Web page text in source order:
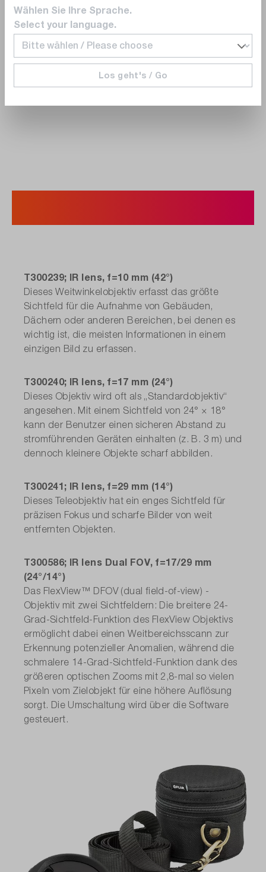
sw-
cms.elements.requestBox.title.
T300239; IR lens, f=10 mm (42°)
Dieses Weitwinkelobjektiv erfasst das größte
Sichtfeld für die Aufnahme von Gebäuden,
Dächern oder anderen Bereichen, bei denen es
wichtig ist, die meisten Informationen in einem
einzigen Bild zu erfassen.
T300240; IR lens, f=17 mm (24°)
Dieses Objektiv wird oft als „Standardobjektiv“
angesehen. Mit einem Sichtfeld von 24° × 18°
kann der Benutzer einen sicheren Abstand zu
stromführenden Geräten einhalten (z. B. 3 m) und
dennoch kleinere Objekte scharf abbilden.
T300241; IR lens, f=29 mm (14°)
Dieses Teleobjektiv hat ein enges Sichtfeld für
präzisen Fokus und scharfe Bilder von weit
entfernten Objekten.
T300586; IR lens Dual FOV, f=17/29 mm
(24°/14°)
Das FlexView™ DFOV (dual field-of-view) -
Objektiv mit zwei Sichtfeldern: Die breitere 24-
Grad-Sichtfeld-Funktion des FlexView Objektivs
ermöglicht dabei einen Weitbereichsscann zur
Erkennung potenzieller Anomalien, während die
schmalere 14-Grad-Sichtfeld-Funktion dank des
größeren optischen Zooms mit 2,8-mal so vielen
Pixeln vom Zielobjekt für eine höhere Auflösung
sorgt. Die Umschaltung wird über die Software
gesteuert.
Wählen Sie Ihre Sprache.
Select your language.
Los geht's / Go